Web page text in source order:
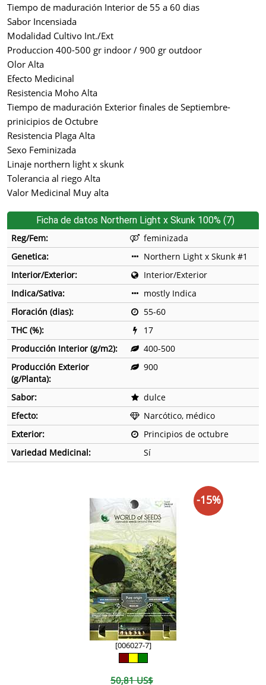
Tiempo de maduración Interior de 55 a 60 dias
Sabor Incensiada
Modalidad Cultivo Int./Ext
Produccion 400-500 gr indoor / 900 gr outdoor
Olor Alta
Efecto Medicinal
Resistencia Moho Alta
Tiempo de maduración Exterior finales de Septiembre-
prinicipios de Octubre
Resistencia Plaga Alta
Sexo Feminizada
Linaje northern light x skunk
Tolerancia al riego Alta
Valor Medicinal Muy alta
Ficha de datos Northern Light x Skunk 100% (7)
Reg/Fem:
feminizada
Genetica:
Northern Light x Skunk #1
Interior/Exterior:
Interior/Exterior
Indica/Sativa:
mostly Indica
Floración (dias):
55-60
THC (%):
17
Producción Interior (g/m2):
400-500
Producción Exterior
(g/Planta):
900
Sabor:
dulce
Efecto:
Narcótico, médico
Exterior:
Principios de octubre
Variedad Medicinal:
Sí
[006027-7]
50,81 US$
-15%